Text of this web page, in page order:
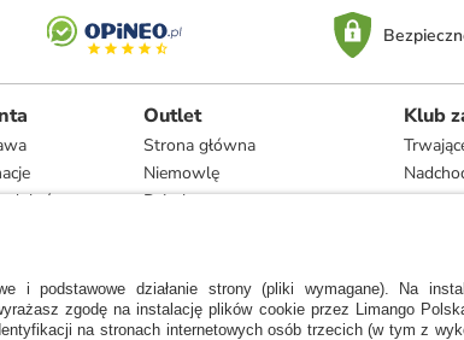
i naprawa
Outlet
Strona główna
Niemowlę
Dziecko
Dom
Marki
Klub